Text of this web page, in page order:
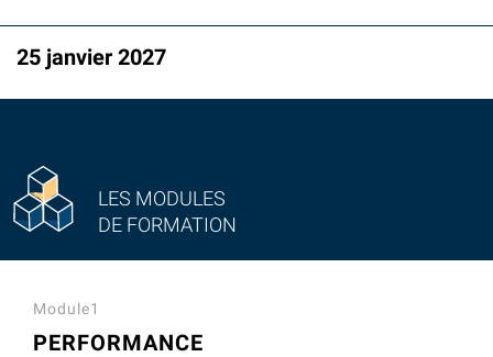
LES MODULES
DE FORMATION
Module1
PERFORMANCE
25 janvier 2027